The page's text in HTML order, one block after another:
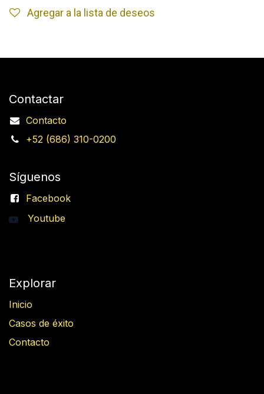
Agregar a la lista de deseos
Contactar
Contacto
+52 (686) 310-0200
Síguenos
Facebook
Youtube
Explorar
Inicio
Casos de éxito
Contacto